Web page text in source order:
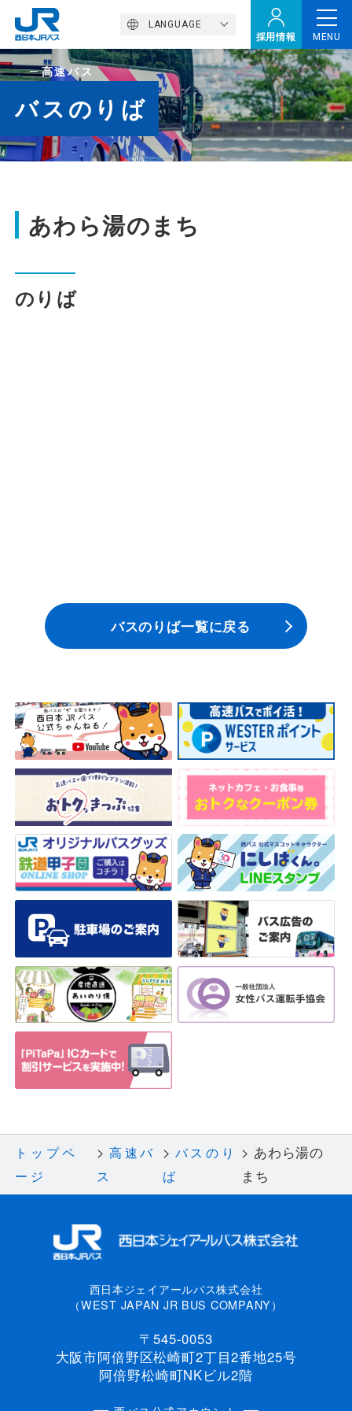
採用情報
LANGUAGE
MENU
トップページ
西バスの魅力
高速バス
定期観光バス
お問い合わせ・Q&A
会社案内
安全安心への
取組み
採用情報
高速バス
バスのりば
あわら湯のまち
のりば
バスのりば一覧に戻る
トップペ
ージ
高速バ
ス
バスのり
ば
あわら湯の
まち
西日本ジェイアールバス株式会社
（WEST JAPAN JR BUS COMPANY）
〒545-0053
大阪市阿倍野区松崎町2丁目2番地25号
阿倍野松崎町NKビル2階